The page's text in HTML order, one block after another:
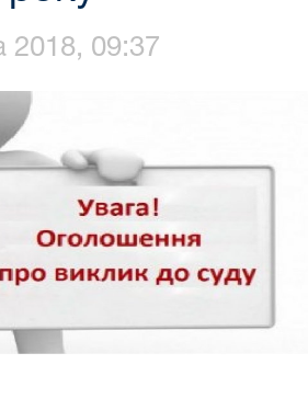
2018, 09:37